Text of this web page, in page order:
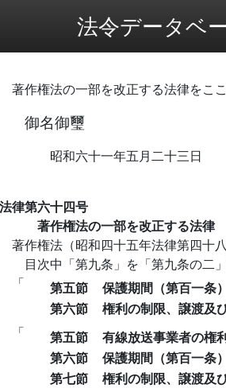
法令データベ
著作権法の一部を改正する法律をここ
御名御璽
昭和六十一年五月二十三日
法律第六十四号
著作権法の一部を改正する法律
著作権法（昭和四十五年法律第四十
目次中「第九条」を「第九条の二」
「
第五節
保護期間（第百一条）
第六節
権利の制限、譲渡及
「
第五節
有線放送事業者の権
第六節
保護期間（第百一条）
第七節
権利の制限、譲渡及